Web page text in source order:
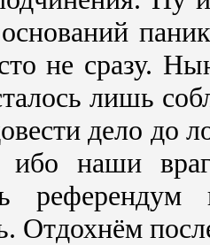
не cразу.
лишь
дело до
ибо наши
референдум
Отдохнём